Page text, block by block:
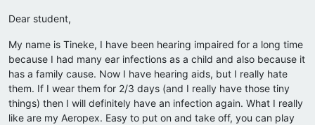
Dear student,
My name is Tineke, I have been hearing impaired for a long time
because I had many ear infections as a child and also because it
has a family cause. Now I have hearing aids, but I really hate
them. If I wear them for 2/3 days (and I really have those tiny
things) then I will definitely have an infection again. What I really
like are my Aeropex. Easy to put on and take off, you can play